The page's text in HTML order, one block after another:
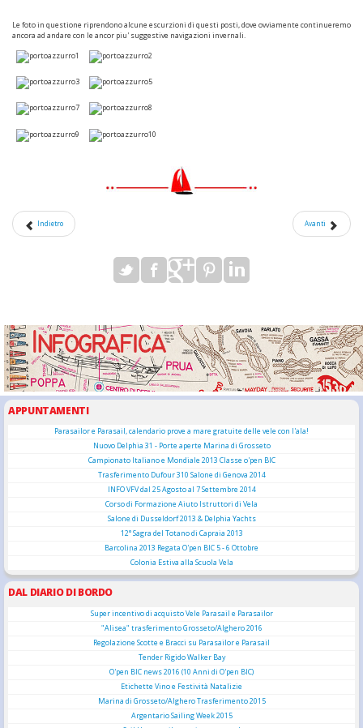
Le foto in questione riprendono alcune escurzioni di questi posti, dove ovviamente continueremo
ancora ad andare con le ancor piu' suggestive navigazioni invernali.
Indietro Avanti
APPUNTAMENTI
Parasailor e Parasail, calendario prove a mare gratuite delle vele con l'ala!
Nuovo Delphia 31 - Porte aperte Marina di Grosseto
Campionato Italiano e Mondiale 2013 Classe o'pen BIC
Trasferimento Dufour 310 Salone di Genova 2014
INFO VFV dal 25 Agosto al 7 Settembre 2014
Corso di Formazione Aiuto Istruttori di Vela
Salone di Dusseldorf 2013 & Delphia Yachts
12° Sagra del Totano di Capraia 2013
Barcolina 2013 Regata O'pen BIC 5 - 6 Ottobre
Colonia Estiva alla Scuola Vela
DAL DIARIO DI BORDO
Super incentivo di acquisto Vele Parasail e Parasailor
"Alisea" trasferimento Grosseto/Alghero 2016
Regolazione Scotte e Bracci su Parasailor e Parasail
Tender Rigido Walker Bay
O'pen BIC news 2016 (10 Anni di O'pen BIC)
Etichette Vino e Festività Natalizie
Marina di Grosseto/Alghero Trasferimento 2015
Argentario Sailing Week 2015